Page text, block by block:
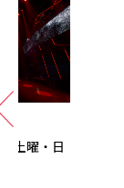
土曜・日